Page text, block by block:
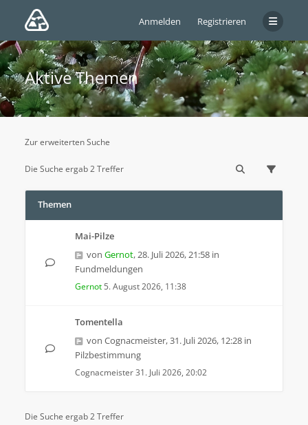
Anmelden Registrieren
Aktive Themen
Zur erweiterten Suche
Die Suche ergab 2 Treffer
Themen
Mai-Pilze
von Gernot,28. Juli 2026, 21:58 in
Fundmeldungen
Gernot 5. August 2026, 11:38
Tomentella
von Cognacmeister,31. Juli 2026, 12:28 in
Pilzbestimmung
Cognacmeister31. Juli 2026, 20:02
Die Suche ergab 2 Treffer